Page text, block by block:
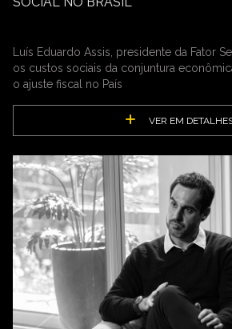
Luís Eduardo Assis, presidente da Fator
os custos sociais da conjuntura
o ajuste fiscal no País
VER EM